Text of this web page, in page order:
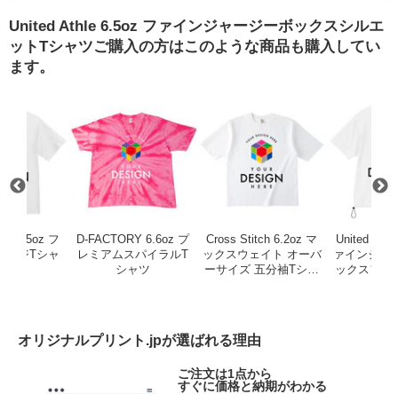
United Athle 6.5oz ファインジャージーボックスシルエ
ットTシャツご購入の方はこのような商品も購入してい
ます。
6.5oz フ
ージTシャ
D-FACTORY 6.6oz プ
レミアムスパイラルT
シャツ
Cross Stitch 6.2oz マ
ックスウェイト オーバ
ーサイズ 五分袖Tシャ
United
ァインジャ
ックスフィ
オリジナルプリント.jpが選ばれる理由
ご注文は1点から
すぐに価格と納期がわかる